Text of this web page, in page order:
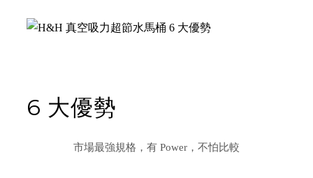
6 大優勢
市場最強規格，有 Power，不怕比較